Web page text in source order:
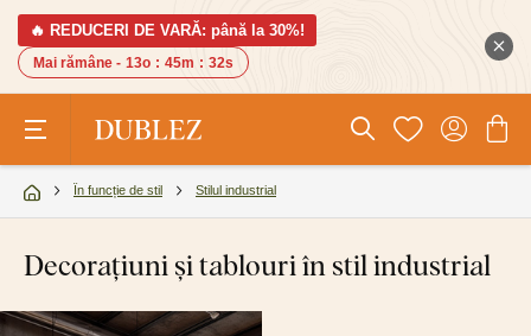
🔥 REDUCERI DE VARĂ: până la 30%!
Mai rămâne - 13o : 45m : 31s
În funcție de stil Stilul industrial
Decorațiuni și tablouri în stil industrial